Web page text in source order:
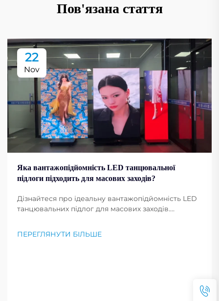
Пов'язана стаття
22
Nov
Яка вантажопідйомність LED танцювальної
підлоги підходить для масових заходів?
Дізнайтеся про ідеальну вантажопідйомність LED
танцювальних підлог для масових заходів.
використання. Отримайте рекомендації
ПЕРЕГЛЯНУТИ БІЛЬШЕ